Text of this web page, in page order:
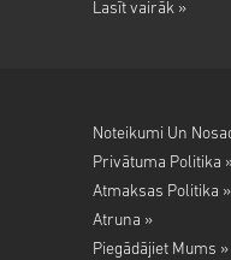
Lasīt vairāk »
Noteikumi Un
Privātuma Politika
Atmaksas Politika »
Atruna »
Piegādājiet Mums »